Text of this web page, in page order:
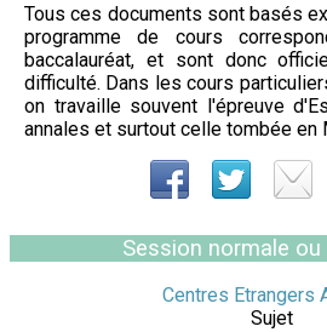
Tous ces documents sont basés
programme de cours
baccalauréat, et sont donc
difficulté. Dans les cours
on travaille souvent l'épreuve
annales et surtout celle tombée en
Session normale ou
Centres Etrangers
Sujet